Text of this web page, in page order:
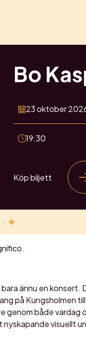
Bo
23 oktober
19:30
Köp biljett
ännu en konsert.
på Kungsholmen
genom både vardag
visuellt